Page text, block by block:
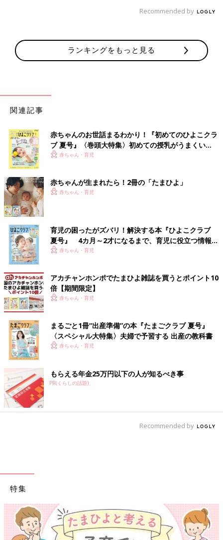
Recommended by
ランキングをもっと見る
関連記事
赤ちゃんのお世話まるわかり！『初めてのひよこクラ
ブ 夏号』〈巻頭大特集〉初めての授乳がうまくい
く！ おっぱい・ミルクの基本と夏のトラブル 解決テ
赤ちゃん・育児
赤ちゃんが生まれたら！2冊の「たまひよ」
赤ちゃん・育児
育児の困ったがズバリ！解決する本『ひよこクラブ
夏号』 4カ月～2才になるまで、育児に役立つ情報が
いっぱい！
赤ちゃん・育児
アカチャンホンポでたまひよ雑誌を買うとポイント10
倍【期間限定】
赤ちゃん・育児
まるごと1冊“出産準備”の本『たまごクラブ 夏号』
〈スペシャル大特集〉夫婦で予習する 出産の教科書
赤ちゃん・育児
もらえる年金25万円以下の人が知るべき事
PR(くらしの話題)
Recommended by
特集